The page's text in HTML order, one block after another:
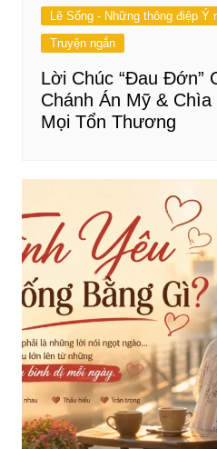
Lẽ Sống - Những thông điệp Ý
Truyện ngắn
Lời Chúc “Đau Đớn”
Chánh Án Mỹ &
Mọi Tổn Thương